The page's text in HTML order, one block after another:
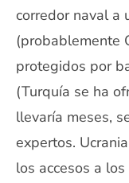
corredor naval a
(probablemente
protegidos por
(Turquía se ha
llevaría meses,
expertos.
los accesos a